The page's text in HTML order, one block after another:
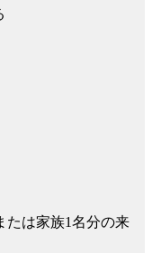
たは家族1名分の来